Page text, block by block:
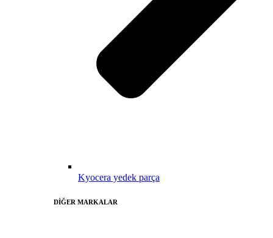
Kyocera yedek parça
DİĞER MARKALAR